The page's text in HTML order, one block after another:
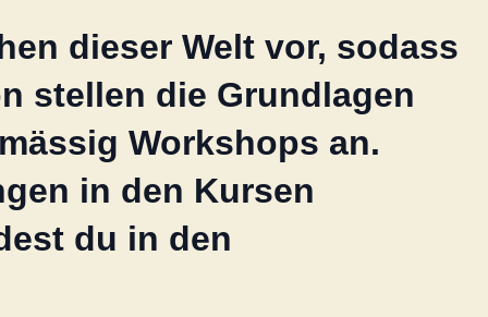
dieser Welt vor, sodass
stellen die Grundlagen
Workshops an.
in den Kursen
du in den